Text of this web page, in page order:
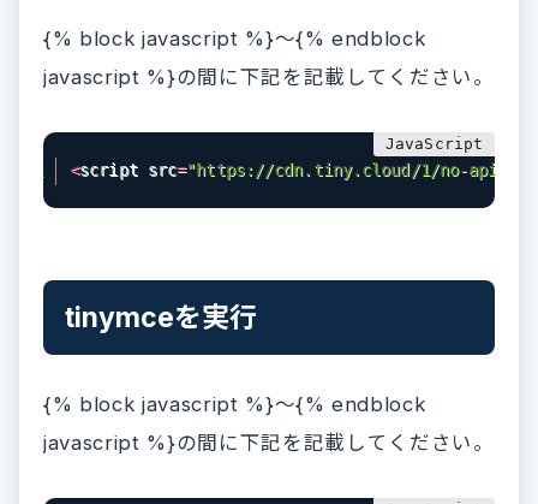
{% block javascript %}〜{% endblock
javascript %}の間に下記を記載してください。
<script src="https://cdn.tiny.cloud/1/no-api-
tinymceを実行
{% block javascript %}〜{% endblock
javascript %}の間に下記を記載してください。